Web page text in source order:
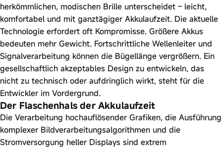
herkömmlichen, modischen Brille unterscheidet – leicht,
komfortabel und mit ganztägiger Akkulaufzeit. Die aktuelle
Technologie erfordert oft Kompromisse. Größere Akkus
bedeuten mehr Gewicht. Fortschrittliche Wellenleiter und
Signalverarbeitung können die Bügellänge vergrößern. Ein
gesellschaftlich akzeptables Design zu entwickeln, das
nicht zu technisch oder aufdringlich wirkt, steht für die
Entwickler im Vordergrund.
Der Flaschenhals der Akkulaufzeit
Die Verarbeitung hochauflösender Grafiken, die Ausführung
komplexer Bildverarbeitungsalgorithmen und die
Stromversorgung heller Displays sind extrem